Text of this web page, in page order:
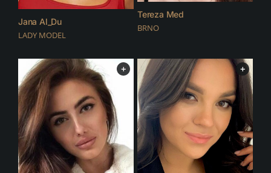
Jana Al_Du
LADY MODEL
Tereza Med
BRNO
+ +